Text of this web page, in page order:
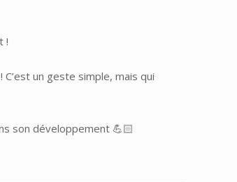
!
un geste simple, mais qui
son développement 💪🏻